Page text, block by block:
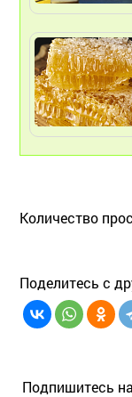
Количество
Поделитесь с
Подпишитесь